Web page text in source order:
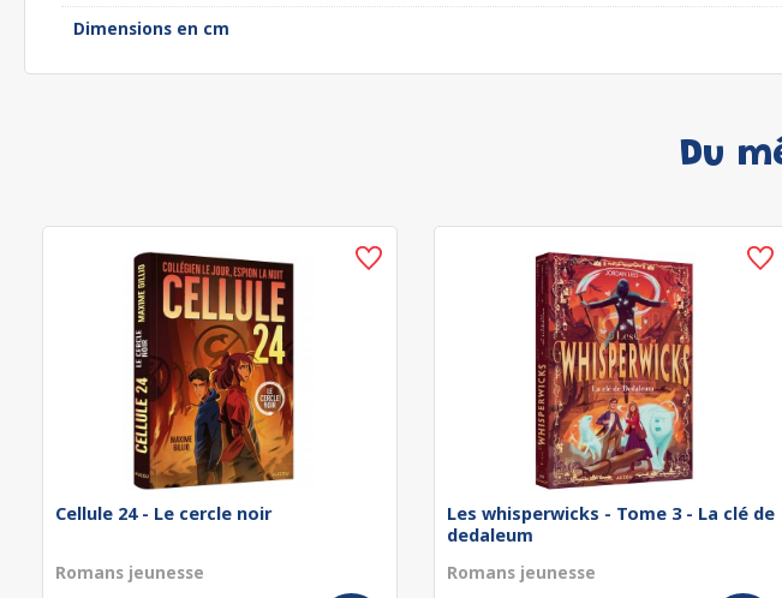
Dimensions en cm
Du
Cellule 24 - Le cercle noir
Romans jeunesse
Les whisperwicks - Tome 3 - La clé de
dedaleum
Romans jeunesse